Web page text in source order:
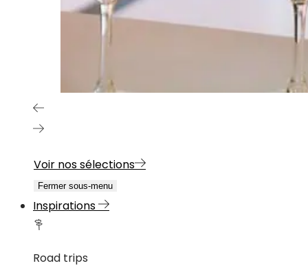
Voir nos sélections
Fermer sous-menu
Inspirations
Road trips